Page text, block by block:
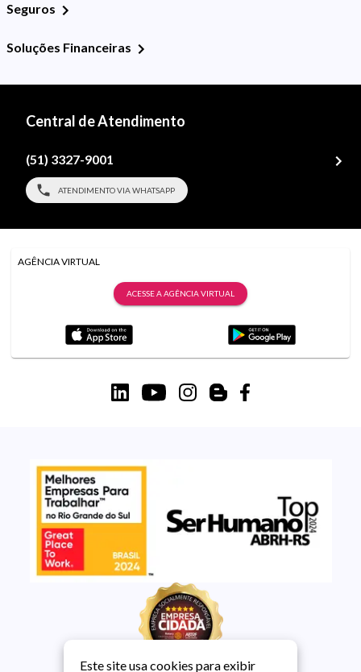
Seguros
Soluções Financeiras
Central de Atendimento
(51) 3327-9001
ATENDIMENTO VIA WHATSAPP
AGÊNCIA VIRTUAL
ACESSE A AGÊNCIA VIRTUAL
Este site usa cookies para exibir